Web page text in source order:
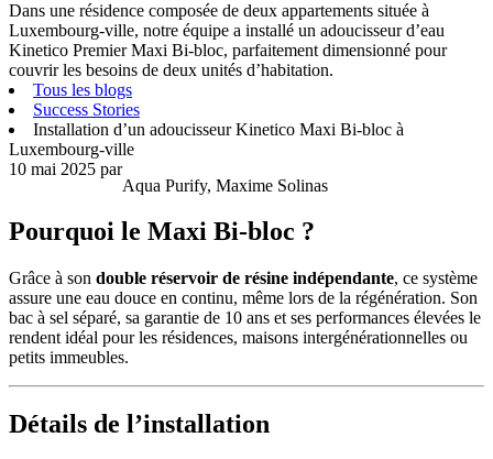
Dans une résidence composée de deux appartements située à
Luxembourg-ville, notre équipe a installé un adoucisseur d’eau
Kinetico Premier Maxi Bi-bloc, parfaitement dimensionné pour
couvrir les besoins de deux unités d’habitation.
Tous les blogs
Success Stories
Installation d’un adoucisseur Kinetico Maxi Bi-bloc à
Luxembourg-ville
10 mai 2025 par
Aqua Purify, Maxime Solinas
Pourquoi le Maxi Bi-bloc ?
Grâce à son double réservoir de résine indépendante, ce système
assure une eau douce en continu, même lors de la régénération. Son
bac à sel séparé, sa garantie de 10 ans et ses performances élevées le
rendent idéal pour les résidences, maisons intergénérationnelles ou
petits immeubles.
Détails de l’installation